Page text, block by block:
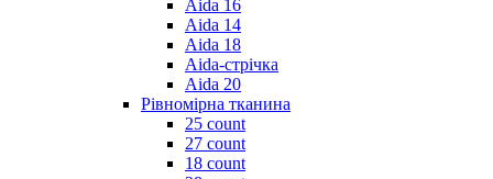
Aida 16
Aida 14
Aida 18
Aida-стрічка
Aida 20
Рівномірна тканина
25 count
27 count
18 count